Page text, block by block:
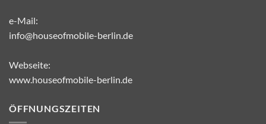
e-Mail:
info@houseofmobile-berlin.de
Webseite:
www.houseofmobile-berlin.de
ÖFFNUNGSZEITEN